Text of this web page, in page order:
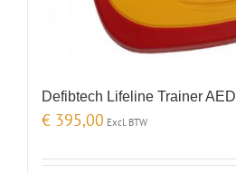
Defibtech Lifeline Trainer AED
€ 395,00 Excl. BTW